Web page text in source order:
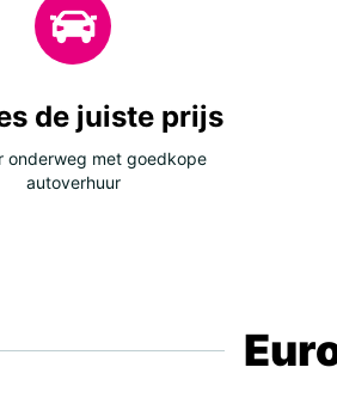
de juiste prijs
onderweg met goedkope
autoverhuur